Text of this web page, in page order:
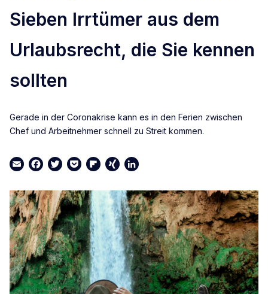
Sieben Irrtümer aus dem
Urlaubsrecht, die Sie kennen
sollten
Gerade in der Coronakrise kann es in den Ferien zwischen
Chef und Arbeitnehmer schnell zu Streit kommen.
EmailFacebook
TwitterPocketFlipboard
XINGLinkedIn